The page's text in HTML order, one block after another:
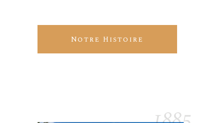
Notre Histoire